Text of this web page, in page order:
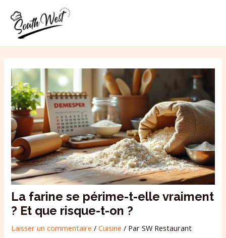
contenu
La farine se périme-t-elle vraiment
? Et que risque-t-on ?
Laisser un commentaire /Cuisine / ParSW Restaurant